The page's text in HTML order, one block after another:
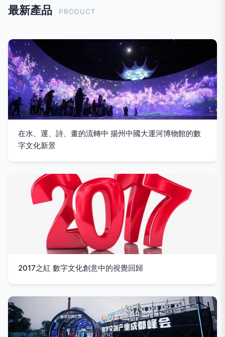
最新產品 PRODUCT
在水、運、詩、畫的流轉中 揚州中國大運河博物館的數
字文化新景
2017之紅 數字文化創意中的視覺回歸